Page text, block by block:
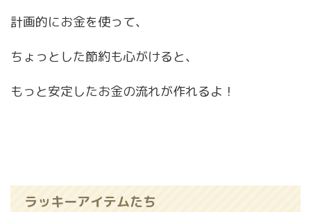
計画的にお金を使って、
ちょっとした節約も心がけると、
もっと安定したお金の流れが作れるよ！
ラッキーアイテムたち